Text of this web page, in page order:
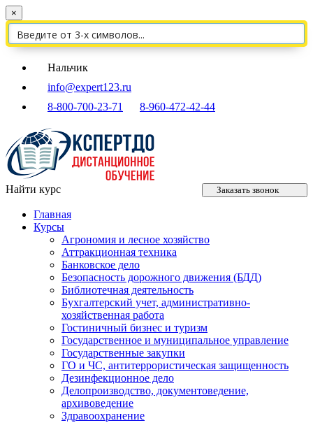
×
Нальчик
info@expert123.ru
8-800-700-23-71
8-960-472-42-44
Найти курс Заказать звонок
Главная
Курсы
Агрономия и лесное хозяйство
Аттракционная техника
Банковское дело
Безопасность дорожного движения (БДД)
Библиотечная деятельность
Бухгалтерский учет, административно-
хозяйственная работа
Гостиничный бизнес и туризм
Государственное и муниципальное управление
Государственные закупки
ГО и ЧС, антитеррористическая защищенность
Дезинфекционное дело
Делопроизводство, документоведение,
архивоведение
Здравоохранение